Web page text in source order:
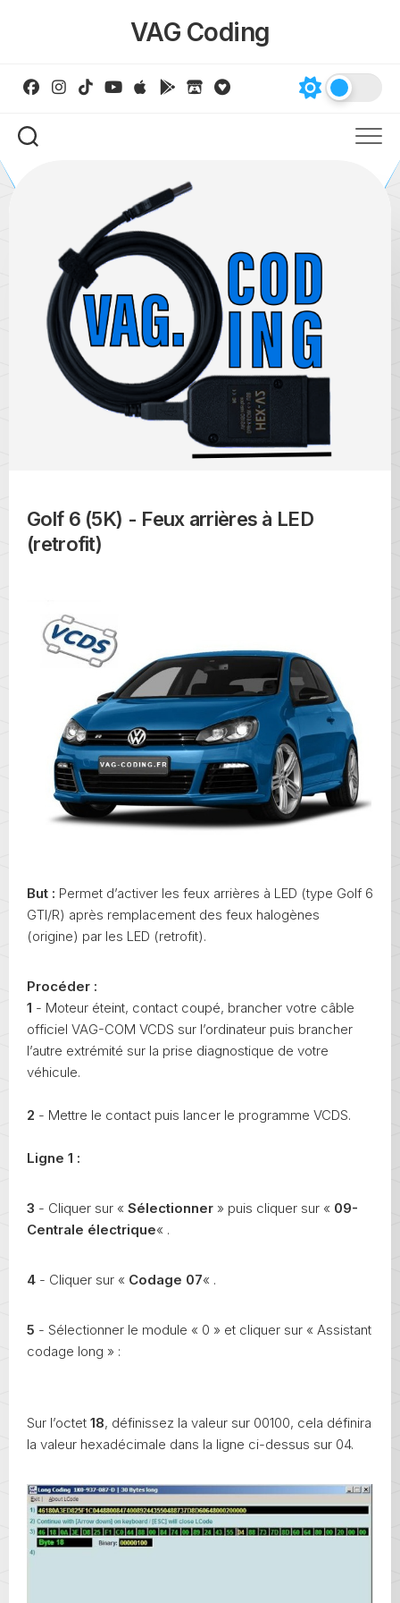
VAG Coding
Golf 6 (5K) - Feux arrières à LED
(retrofit)
But : Permet d’activer les feux arrières à LED (type Golf 6
GTI/R) après remplacement des feux halogènes
(origine) par les LED (retrofit).
Procéder :
1 - Moteur éteint, contact coupé, brancher votre câble
officiel VAG-COM VCDS sur l’ordinateur puis brancher
l’autre extrémité sur la prise diagnostique de votre
véhicule.
2 - Mettre le contact puis lancer le programme VCDS.
Ligne 1 :
3 - Cliquer sur « Sélectionner » puis cliquer sur « 09-
Centrale électrique« .
4 - Cliquer sur « Codage 07« .
5 - Sélectionner le module « 0 » et cliquer sur « Assistant
codage long » :
Sur l’octet 18, définissez la valeur sur 00100, cela définira
la valeur hexadécimale dans la ligne ci-dessus sur 04.